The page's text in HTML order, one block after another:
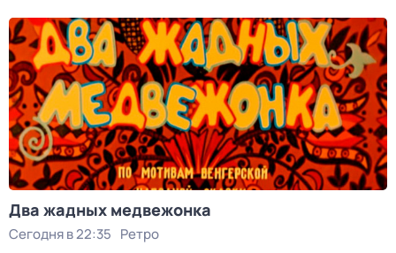
Два жадных медвежонка
Сегодня в 22:35 Ретро